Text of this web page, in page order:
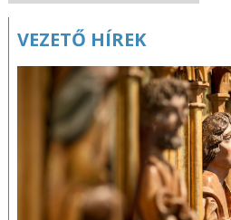
VEZETŐ HÍREK